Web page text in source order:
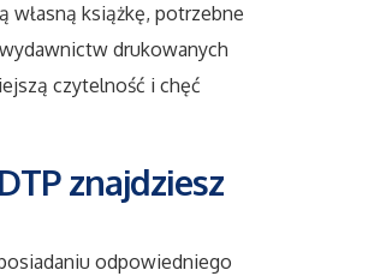
książkę, potrzebne
drukowanych
czytelność i chęć
znajdziesz
odpowiedniego